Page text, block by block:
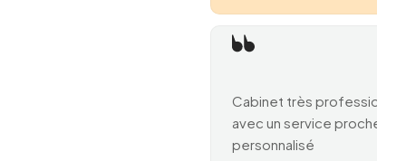
Cabinet très professionnel
avec un service proche et
personnalisé